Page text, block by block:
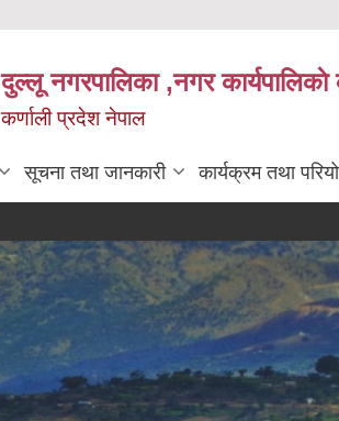
दुल्लू नगरपालिका ,नगर
कर्णाली प्रदेश नेपाल
सूचना तथा जानकारी कार्यक्रम तथा